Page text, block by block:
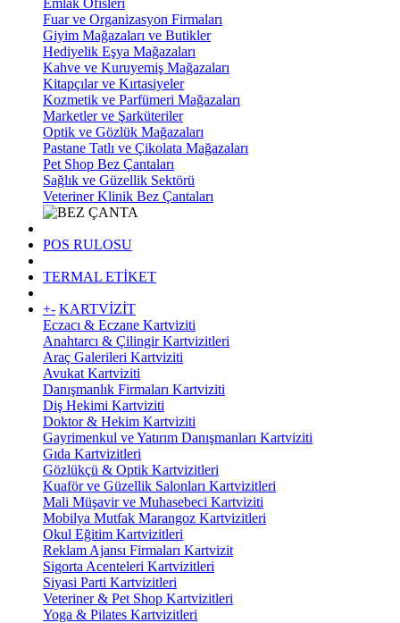
Emlak Ofisleri
Fuar ve Organizasyon Firmaları
Giyim Mağazaları ve Butikler
Hediyelik Eşya Mağazaları
Kahve ve Kuruyemiş Mağazaları
Kitapçılar ve Kırtasiyeler
Kozmetik ve Parfümeri Mağazaları
Marketler ve Şarküteriler
Optik ve Gözlük Mağazaları
Pastane Tatlı ve Çikolata Mağazaları
Pet Shop Bez Çantaları
Sağlık ve Güzellik Sektörü
Veteriner Klinik Bez Çantaları
POS RULOSU
TERMAL ETİKET
+- KARTVİZİT
Eczacı & Eczane Kartviziti
Anahtarcı & Çilingir Kartvizitleri
Araç Galerileri Kartviziti
Avukat Kartviziti
Danışmanlık Firmaları Kartviziti
Diş Hekimi Kartviziti
Doktor & Hekim Kartviziti
Gayrimenkul ve Yatırım Danışmanları Kartviziti
Gıda Kartvizitleri
Gözlükçü & Optik Kartvizitleri
Kuaför ve Güzellik Salonları Kartvizitleri
Mali Müşavir ve Muhasebeci Kartviziti
Mobilya Mutfak Marangoz Kartvizitleri
Okul Eğitim Kartvizitleri
Reklam Ajansı Firmaları Kartvizit
Sigorta Acenteleri Kartvizitleri
Siyasi Parti Kartvizitleri
Veteriner & Pet Shop Kartvizitleri
Yoga & Pilates Kartvizitleri